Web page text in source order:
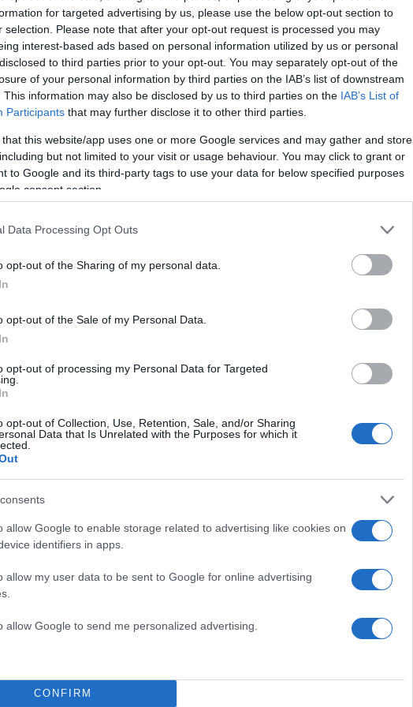
for targeted advertising by us, please use the below opt-out section to
selection. Please note that after your opt-out request is processed you may
interest-based ads based on personal information utilized by us or personal
to third parties prior to your opt-out. You may separately opt-out of the
of your personal information by third parties on the IAB’s list of downstream
This information may also be disclosed by us to third parties on the IAB’s List of
Participants that may further disclose it to other third parties.
that this website/app uses one or more Google services and may gather and store
but not limited to your visit or usage behaviour. You may click to grant or
to Google and its third-party tags to use your data for below specified purposes
consent section.
Data Processing Opt Outs
opt-out of the Sharing of my personal data.
opt-out of the Sale of my Personal Data.
opt-out of processing my Personal Data for Targeted
opt-out of Collection, Use, Retention, Sale, and/or Sharing
Data that Is Unrelated with the Purposes for which it
allow Google to enable storage related to advertising like cookies on
identifiers in apps.
allow my user data to be sent to Google for online advertising
allow Google to send me personalized advertising.
CONFIRM
είχε προκαλέσει, εντός κι εκτός ΗΠΑ, ήταν τεράστιες. Οι
δικαστηρίων είχαν, εν μέρει, εμποδίσει την
το δικό του.
στο Ανώτατο Δικαστήριο. Κι εκεί, από τους εννέα
καταψήφισαν. Οι υπόλοιποι αποφάνθηκαν υπέρ του
του αντιμεταναστευτικού διατάγματος.
ΑΠΕ – ΜΠΕ